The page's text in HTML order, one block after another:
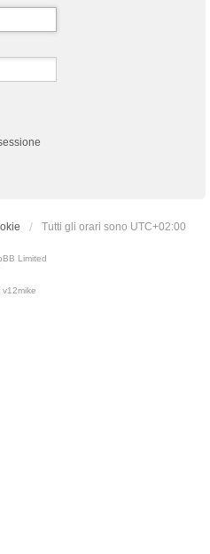
Tutti gli orari sono UTC+02:00
Limited